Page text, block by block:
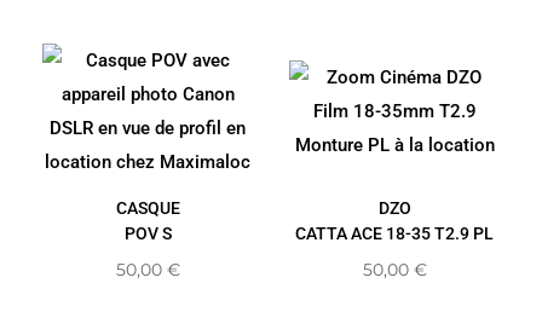
CASQUE
POV S
50,00 €
DZO
CATTA ACE 18-35 T2.9 PL
50,00 €